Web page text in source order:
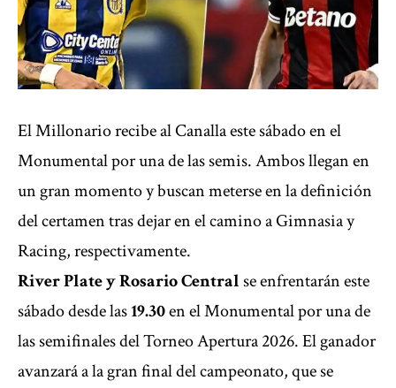
El Millonario recibe al Canalla este sábado en el
Monumental por una de las semis. Ambos llegan en
un gran momento y buscan meterse en la definición
del certamen tras dejar en el camino a Gimnasia y
Racing, respectivamente.
River Plate y Rosario Centralse enfrentarán este
sábado desde las19.30en el Monumental por una de
las semifinales del Torneo Apertura 2026. El ganador
avanzará a la gran final del campeonato, que se